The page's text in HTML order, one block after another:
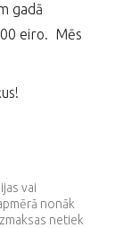
gadā
eiro. Mēs
vai
nonāk
netiek